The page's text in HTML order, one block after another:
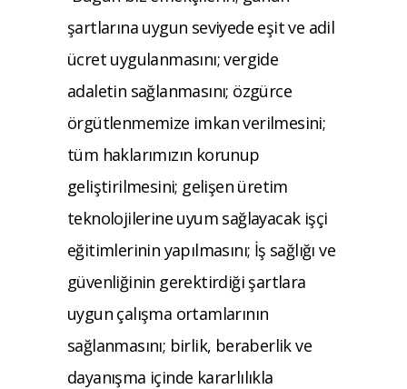
şartlarına uygun seviyede eşit ve adil
ücret uygulanmasını; vergide
adaletin sağlanmasını; özgürce
örgütlenmemize imkan verilmesini;
tüm haklarımızın korunup
geliştirilmesini; gelişen üretim
teknolojilerine uyum sağlayacak işçi
eğitimlerinin yapılmasını; İş sağlığı ve
güvenliğinin gerektirdiği şartlara
uygun çalışma ortamlarının
sağlanmasını; birlik, beraberlik ve
dayanışma içinde kararlılıkla